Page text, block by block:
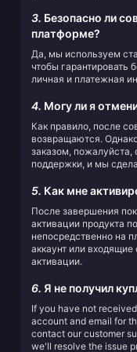
3. Безопасно ли
платформе?
Да, мы используем
чтобы гарантировать
личная и платежная
4. Могу ли я
Как правило, после
возвращаются.
заказом,
поддержки, и мы
5. Как мне
После завершения
активации продукта
непосредственно на
аккаунт или
активации.
6. Я не получил
If you have not
account and email for
contact our customer
we'll resolve the issue